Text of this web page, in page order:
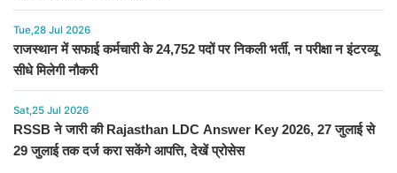
Tue,28 Jul 2026
राजस्थान में सफाई कर्मचारी के 24,752 पदों पर निकली भर्ती, न परीक्षा न इंटरव्यू
सीधे मिलेगी नौकरी
Sat,25 Jul 2026
RSSB ने जारी की Rajasthan LDC Answer Key 2026, 27 जुलाई से
29 जुलाई तक दर्ज करा सकेंगे आपत्ति, देखें प्रोसेस